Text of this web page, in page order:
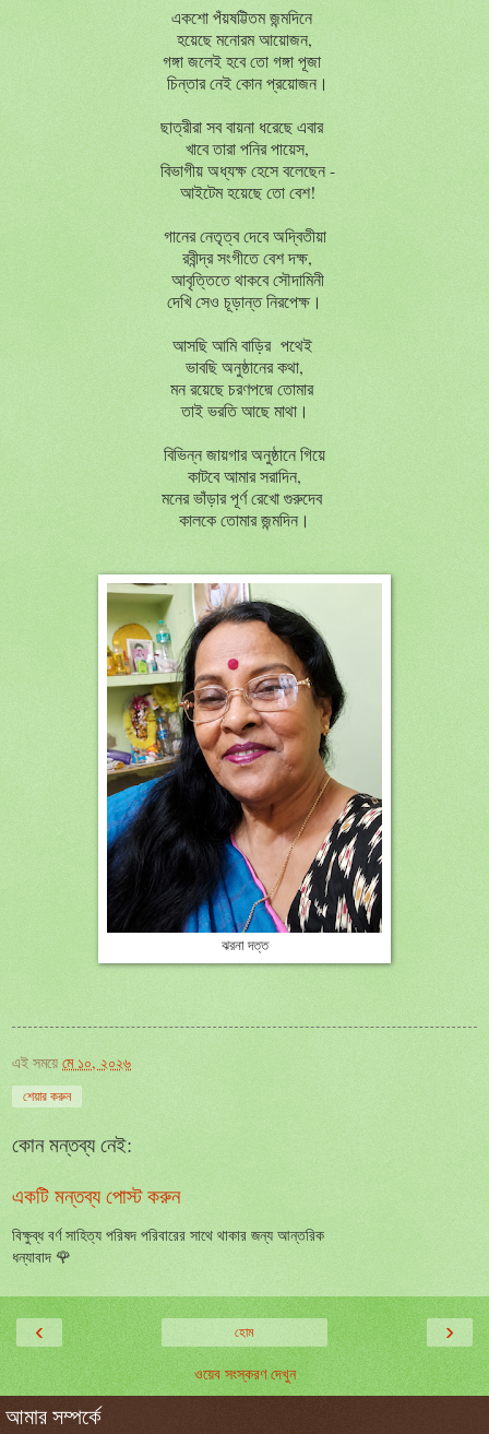
একশো পঁয়ষট্টিতম জন্মদিনে
হয়েছে মনোরম আয়োজন,
গঙ্গা জলেই হবে তো গঙ্গা পূজা
চিন্তার নেই কোন প্রয়োজন।
ছাত্রীরা সব বায়না ধরেছে এবার
খাবে তারা পনির পায়েস,
বিভাগীয় অধ্যক্ষ হেসে বলেছেন -
আইটেম হয়েছে তো বেশ!
গানের নেতৃত্ব দেবে অদ্বিতীয়া
রবীন্দ্র সংগীতে বেশ দক্ষ,
আবৃত্তিতে থাকবে সৌদামিনী
দেখি সেও চূড়ান্ত নিরপেক্ষ।
আসছি আমি বাড়ির পথেই
ভাবছি অনুষ্ঠানের কথা,
মন রয়েছে চরণপদ্মে তোমার
তাই ভরতি আছে মাথা।
বিভিন্ন জায়গার অনুষ্ঠানে গিয়ে
কাটবে আমার সরাদিন,
মনের ভাঁড়ার পূর্ণ রেখো গুরুদেব
কালকে তোমার জন্মদিন।
ঝরনা দত্ত
এই সময়ে মে ১০, ২০২৬
শেয়ার করুন
কোন মন্তব্য নেই:
একটি মন্তব্য পোস্ট করুন
বিক্ষুব্ধ বর্ণ সাহিত্য পরিষদ পরিবারের সাথে থাকার জন্য আন্তরিক
ধন্যাবাদ 🌹
‹ ›
হোম
ওয়েব সংস্করণ দেখুন
আমার সম্পর্কে